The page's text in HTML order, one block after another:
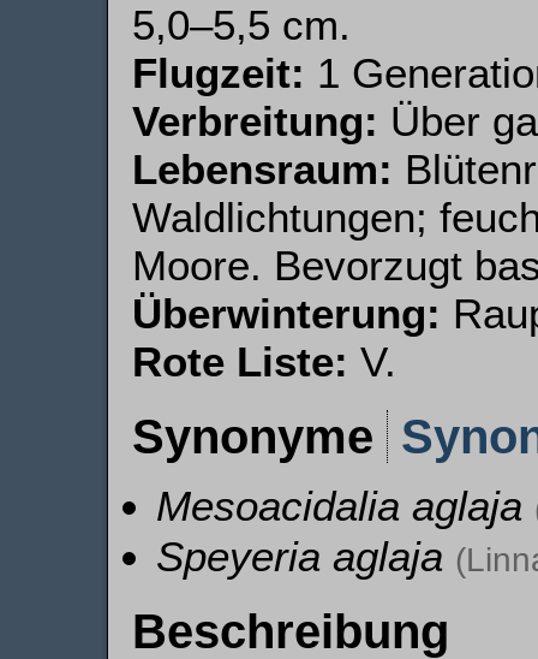
5,0–5,5 cm.
Flugzeit: 1
Verbreitung: Über
Lebensraum:
Waldlichtungen;
Moore. Bevorzugt
Überwinterung:
Rote Liste: V.
Synonyme
Mesoacidalia aglaja
Speyeria aglaja
Beschreibung